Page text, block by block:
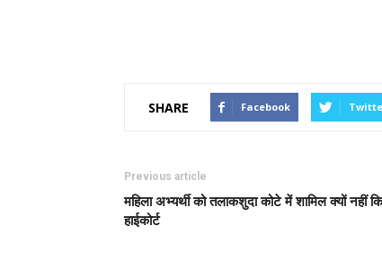
SHARE Facebook
Previous article
महिला अभ्यर्थी को तलाकशुदा कोटे में शामिल क्यों नहीं
हाईकोर्ट